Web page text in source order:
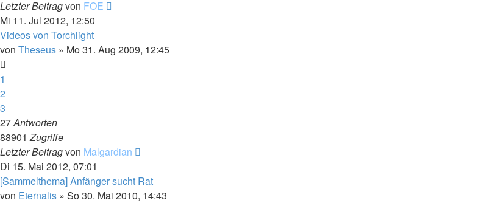
Letzter Beitragvon FOE
Mi 11. Jul 2012, 12:50
Videos von Torchlight
von Theseus » Mo 31. Aug 2009, 12:45
1
2
3
27Antworten
88901Zugriffe
Letzter Beitragvon Malgardian
Di 15. Mai 2012, 07:01
[Sammelthema] Anfänger sucht Rat
von Eternalis » So 30. Mai 2010, 14:43